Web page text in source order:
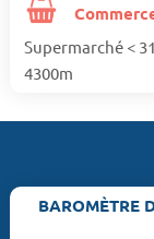
Supermarché <
4300m
BAROMÈTRE